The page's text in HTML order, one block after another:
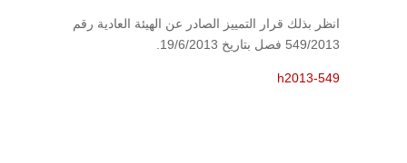
انظر بذلك قرار التمييز الصادر عن الهيئة العادية رقم
549/2013 فصل بتاريخ 19/6/2013.
h2013-549